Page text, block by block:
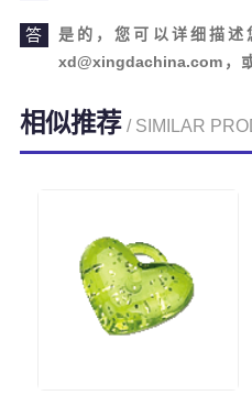
是的，您可以详细描
xd@xingdachina.com，
相似推荐 / SIMILAR